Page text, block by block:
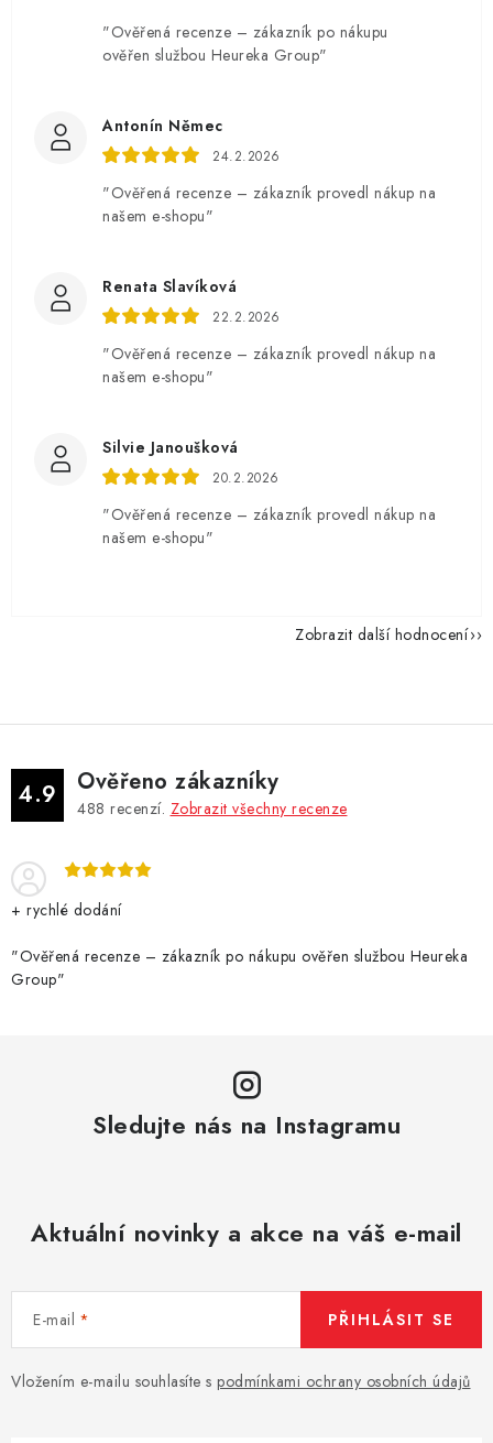
"Ověřená recenze – zákazník po nákupu
ověřen službou Heureka Group"
Antonín Němec
24.2.2026
"Ověřená recenze – zákazník provedl nákup na
našem e-shopu"
Renata Slavíková
22.2.2026
"Ověřená recenze – zákazník provedl nákup na
našem e-shopu"
Silvie Janoušková
20.2.2026
"Ověřená recenze – zákazník provedl nákup na
našem e-shopu"
Zobrazit další hodnocení
4.9 Ověřeno zákazníky
488 recenzí. Zobrazit všechny recenze
+ rychlé dodání
"Ověřená recenze – zákazník po nákupu ověřen službou Heureka
Group"
Sledujte nás na Instagramu
Aktuální novinky a akce na váš e-mail
E-mail
Vložením e-mailu souhlasíte s podmínkami ochrany osobních údajů
PŘIHLÁSIT SE